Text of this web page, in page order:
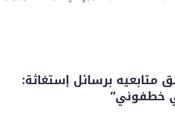
متابعيه برسائل إستغاثة:
خطفوني”